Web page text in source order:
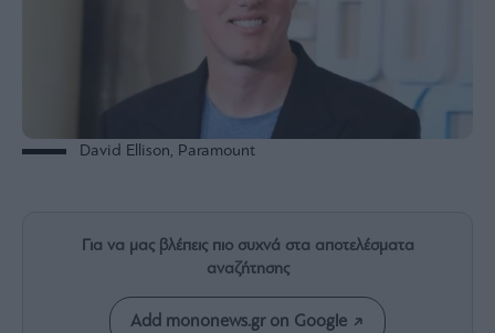
Mononews2030
Άρθρα
David Ellison, Paramount
Για να μας βλέπεις πιο συχνά στα αποτελέσματα
αναζήτησης
Add mononews.gr on Google